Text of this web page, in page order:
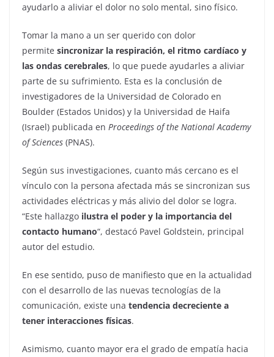
ayudarlo a aliviar el dolor no solo mental, sino físico.
Tomar la mano a un ser querido con dolor
permite sincronizar la respiración, el ritmo cardíaco y
las ondas cerebrales, lo que puede ayudarles a aliviar
parte de su sufrimiento. Esta es la conclusión de
investigadores de la Universidad de Colorado en
Boulder (Estados Unidos) y la Universidad de Haifa
(Israel) publicada en Proceedings of the National Academy
of Sciences (PNAS).
Según sus investigaciones, cuanto más cercano es el
vínculo con la persona afectada más se sincronizan sus
actividades eléctricas y más alivio del dolor se logra.
“Este hallazgo ilustra el poder y la importancia del
contacto humano“, destacó Pavel Goldstein, principal
autor del estudio.
En ese sentido, puso de manifiesto que en la actualidad
con el desarrollo de las nuevas tecnologías de la
comunicación, existe una tendencia decreciente a
tener interacciones físicas.
Asimismo, cuanto mayor era el grado de empatía hacia